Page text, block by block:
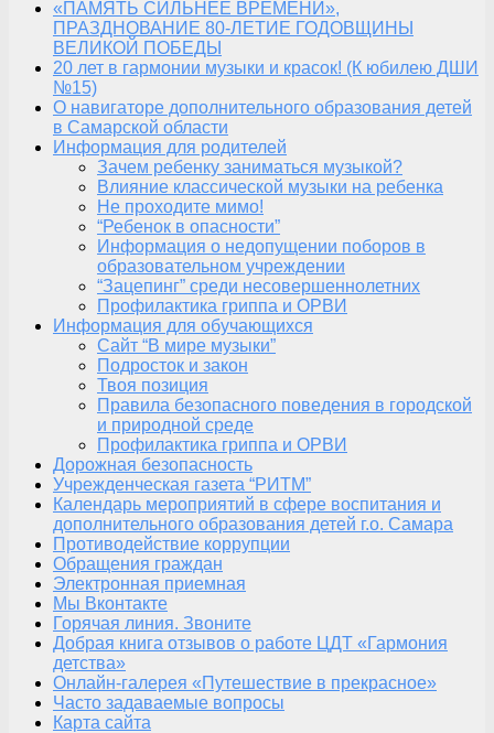
«ПАМЯТЬ СИЛЬНЕЕ ВРЕМЕНИ»,
ПРАЗДНОВАНИЕ 80-ЛЕТИЕ ГОДОВЩИНЫ
ВЕЛИКОЙ ПОБЕДЫ
20 лет в гармонии музыки и красок! (К юбилею ДШИ
№15)
О навигаторе дополнительного образования детей
в Самарской области
Информация для родителей
Зачем ребенку заниматься музыкой?
Влияние классической музыки на ребенка
Не проходите мимо!
“Ребенок в опасности”
Информация о недопущении поборов в
образовательном учреждении
“Зацепинг” среди несовершеннолетних
Профилактика гриппа и ОРВИ
Информация для обучающихся
Сайт “В мире музыки”
Подросток и закон
Твоя позиция
Правила безопасного поведения в городской
и природной среде
Профилактика гриппа и ОРВИ
Дорожная безопасность
Учрежденческая газета “РИТМ”
Календарь мероприятий в сфере воспитания и
дополнительного образования детей г.о. Самара
Противодействие коррупции
Обращения граждан
Электронная приемная
Мы Вконтакте
Горячая линия. Звоните
Добрая книга отзывов о работе ЦДТ «Гармония
детства»
Онлайн-галерея «Путешествие в прекрасное»
Часто задаваемые вопросы
Карта сайта